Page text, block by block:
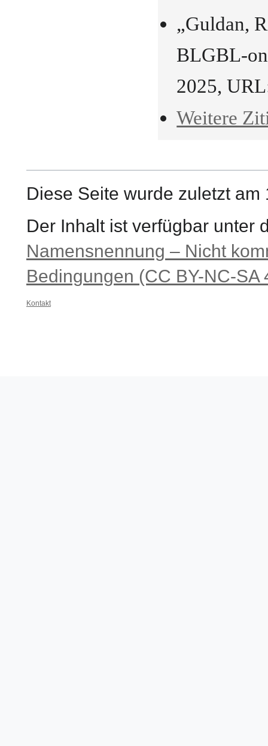
„Guldan,
BLGBL-
2025,
Weitere
Diese Seite wurde zuletzt
Der Inhalt ist verfügbar unter
Namensnennung – Nicht
Bedingungen (CC BY-NC-SA
Kontakt